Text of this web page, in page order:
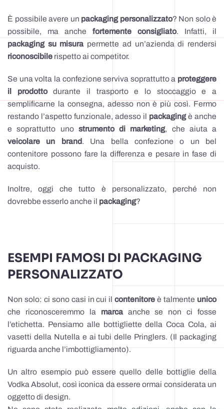
È possibile avere un packaging personalizzato? Non solo è
possibile, ma anche fortemente consigliato. Infatti, il
packaging su misurapermette ad un’azienda di rendersi
riconoscibile rispetto ai competitor.
Se una volta la confezione serviva soprattutto a proteggere
il prodottodurante il trasporto e lo stoccaggio e a
semplificarne la consegna, adesso non è più così. Fermo
restando l’aspetto funzionale, adesso il packagingè anche
e soprattutto uno strumento di marketing, che aiuta a
veicolare un brand. Una bella confezione o un bel
contenitore possono fare la differenza e pesare in fase di
acquisto.
Inoltre, oggi che tutto è personalizzato, perché non
dovrebbe esserlo anche il packaging?
ESEMPI FAMOSI DI PACKAGING
PERSONALIZZATO
Non solo: ci sono casi in cui ilcontenitore è talmente unico
che riconosceremmo la marcaanche se non ci fosse
l’etichetta. Pensiamo alle bottigliette della Coca Cola, ai
vasetti della Nutella e ai tubi delle Pringlers. (Il packaging
riguarda anche l’imbottigliamento).
Un altro esempio può essere quello delle bottiglie della
Vodka Absolut, così iconica da essere ormai considerata un
oggetto di design.